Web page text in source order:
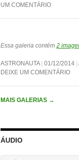
UM COMENTÁRIO
Essa galeria contém 2
ASTRONAUTA 01/12/2014
DEIXE UM COMENTÁRIO
MAIS GALERIAS →
ÁUDIO